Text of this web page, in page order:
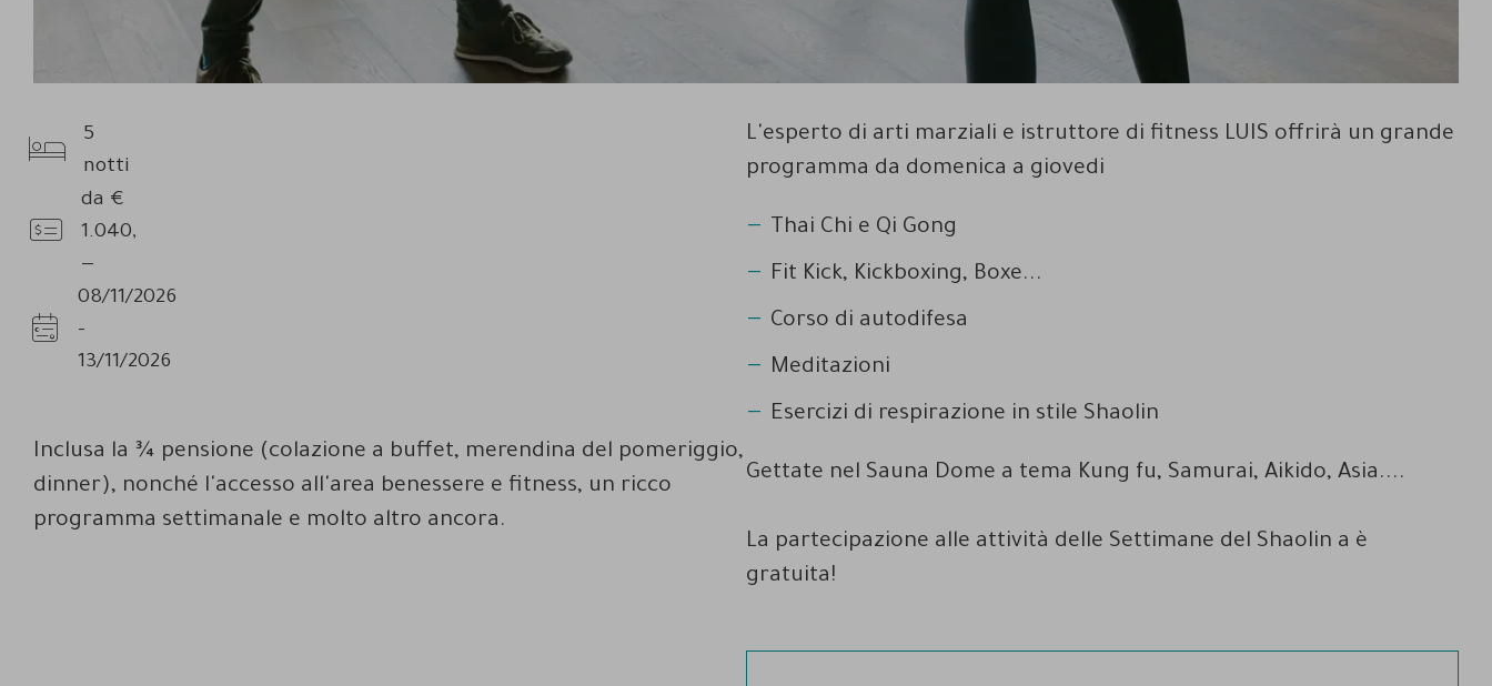
L'esperto di arti marziali e istruttore di fitness LUIS offrirà un grande
programma da domenica a giovedi
Thai Chi e Qi Gong
Fit Kick, Kickboxing, Boxe...
Corso di autodifesa
Meditazioni
Esercizi di respirazione in stile Shaolin
Gettate nel Sauna Dome a tema Kung fu, Samurai, Aikido, Asia....
La partecipazione alle attività delle Settimane del Shaolin a è
gratuita!
Pernottamenti
5
notti
Prezzo
da €
1.040,
—
Disponibilità
08/11/2026
-
13/11/2026
Inclusa la ¾ pensione (colazione a buffet, merendina del pomeriggio,
dinner), nonché l'accesso all'area benessere e fitness, un ricco
programma settimanale e molto altro ancora.